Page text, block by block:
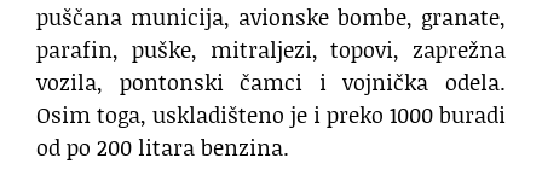
puščana municija, avionske bombe, granate,
parafin, puške, mitraljezi, topovi, zaprežna
vozila, pontonski čamci i vojnička odela.
Osim toga, uskladišteno je i preko 1000 buradi
od po 200 litara benzina.